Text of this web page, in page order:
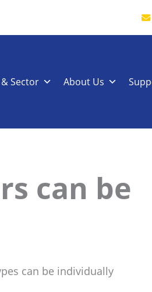
Sector About Us
can be
can be individually